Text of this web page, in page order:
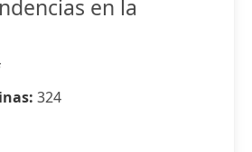
en la
324